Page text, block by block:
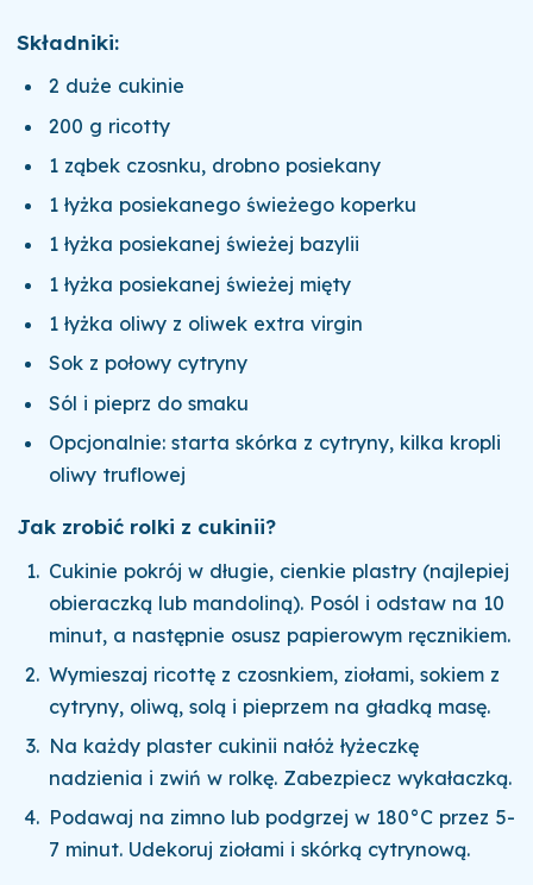
Składniki:
2 duże cukinie
200 g ricotty
1 ząbek czosnku, drobno posiekany
1 łyżka posiekanego świeżego koperku
1 łyżka posiekanej świeżej bazylii
1 łyżka posiekanej świeżej mięty
1 łyżka oliwy z oliwek extra virgin
Sok z połowy cytryny
Sól i pieprz do smaku
Opcjonalnie: starta skórka z cytryny, kilka kropli
oliwy truflowej
Jak zrobić rolki z cukinii?
Cukinie pokrój w długie, cienkie plastry (najlepiej
obieraczką lub mandoliną). Posól i odstaw na 10
minut, a następnie osusz papierowym ręcznikiem.
Wymieszaj ricottę z czosnkiem, ziołami, sokiem z
cytryny, oliwą, solą i pieprzem na gładką masę.
Na każdy plaster cukinii nałóż łyżeczkę
nadzienia i zwiń w rolkę. Zabezpiecz wykałaczką.
Podawaj na zimno lub podgrzej w 180°C przez 5-
7 minut. Udekoruj ziołami i skórką cytrynową.